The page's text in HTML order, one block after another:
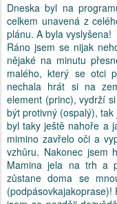
Dneska byl na
celkem unavená z
plánu. A byla vyslyšena!
Ráno jsem se nijak
nějaké na minutu
malého, který se otci
nechala hrát si na
element (princ), vydrží
být protivný (ospalý),
byl taky ještě nahoře a
mimino zavřelo oči a
vzhůru. Nakonec jsem
Mamina jela na trh a
zůstane doma se